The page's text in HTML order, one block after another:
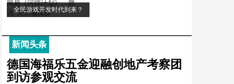
全民游戏开发时代到来？
新闻头条
德国海福乐五金迎融创地产考察团
到访参观交流